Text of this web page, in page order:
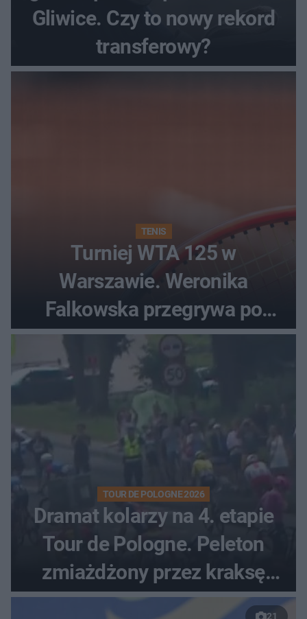
Gliwice. Czy to nowy rekord
transferowy?
TENIS
Turniej WTA 125 w
Warszawie. Weronika
Falkowska przegrywa po
zaciętym boju
TOUR DE POLOGNE 2026
Dramat kolarzy na 4. etapie
Tour de Pologne. Peleton
zmiażdżony przez kraksę
przed Karpaczem
21